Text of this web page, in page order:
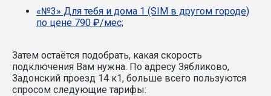
«№3» Для тебя и дома 1 (SIM в другом городе)
по цене 790 ₽/мес;
Затем остаётся подобрать, какая скорость
подключения Вам нужна. По адресу Зябликово,
Задонский проезд 14 к1, больше всего пользуются
спросом следующие тарифы: